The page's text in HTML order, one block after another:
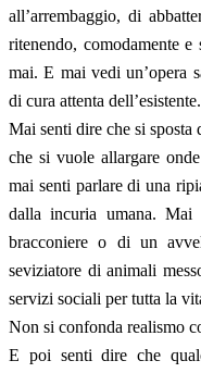
all’arrembaggio, di
ritenendo, comodamente
mai. E mai vedi un’opera
di cura attenta dell’esistente.
Mai senti dire che si sposta
che si vuole allargare
mai senti parlare di una
dalla incuria umana.
bracconiere o di un
seviziatore di animali
servizi sociali per tutta la
Non si confonda realismo
E poi senti dire che